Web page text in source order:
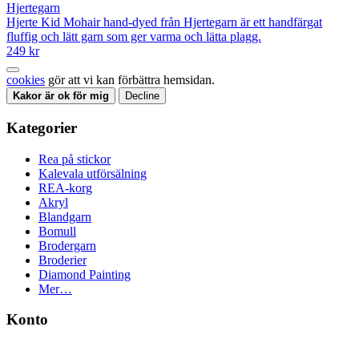
Hjertegarn
Hjerte Kid Mohair hand-dyed från Hjertegarn är ett handfärgat
fluffig och lätt garn som ger varma och lätta plagg.
249 kr
cookies gör att vi kan förbättra hemsidan.
Kakor är ok för mig Decline
Kategorier
Rea på stickor
Kalevala utförsälning
REA-korg
Akryl
Blandgarn
Bomull
Brodergarn
Broderier
Diamond Painting
Mer…
Konto